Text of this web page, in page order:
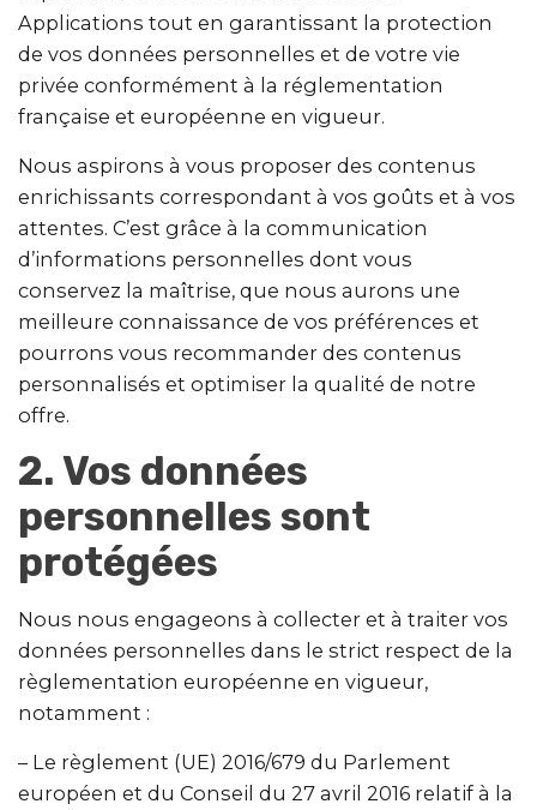
Applications tout en garantissant la protection
de vos données personnelles et de votre vie
privée conformément à la réglementation
française et européenne en vigueur.
Nous aspirons à vous proposer des contenus
enrichissants correspondant à vos goûts et à vos
attentes. C’est grâce à la communication
d’informations personnelles dont vous
conservez la maîtrise, que nous aurons une
meilleure connaissance de vos préférences et
pourrons vous recommander des contenus
personnalisés et optimiser la qualité de notre
offre.
2. Vos données
personnelles sont
protégées
Nous nous engageons à collecter et à traiter vos
données personnelles dans le strict respect de la
règlementation européenne en vigueur,
notamment :
– Le règlement (UE) 2016/679 du Parlement
européen et du Conseil du 27 avril 2016 relatif à la